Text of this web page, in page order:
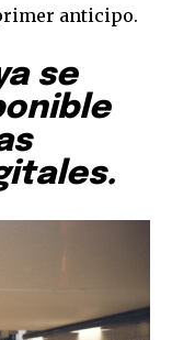
anticipo.
se